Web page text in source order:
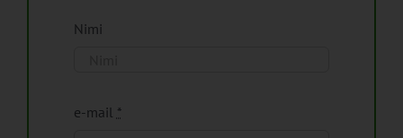
Nimi
e-mail *